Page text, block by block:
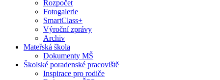
Rozpočet
Fotogalerie
SmartClass+
Výroční zprávy
Archiv
Mateřská škola
Dokumenty MŠ
Školské poradenské pracoviště
Inspirace pro rodiče